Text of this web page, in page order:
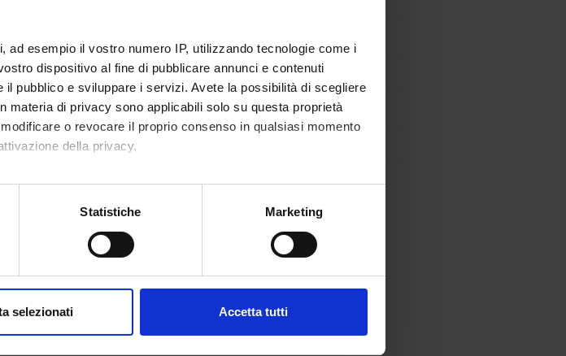
ad esempio il vostro numero IP, utilizzando tecnologie come i
dispositivo al fine di pubblicare annunci e contenuti
pubblico e sviluppare i servizi. Avete la possibilità di scegliere
di privacy sono applicabili solo su questa proprietà
o revocare il proprio consenso in qualsiasi momento
della privacy.
con un'approssimazione di qualche metro,
Dichiarazione sui cookie.
Statistiche Marketing
selezionati Accetta tutti
Economiche
Giuridiche ed Economiche